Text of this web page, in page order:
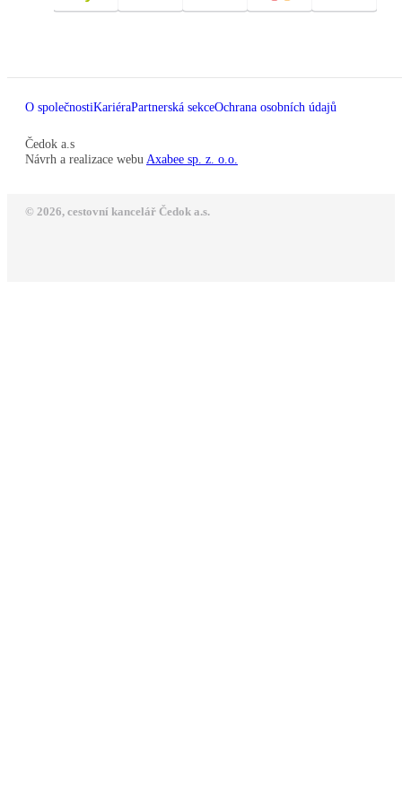
O společnostiKariéraPartnerská sekceOchrana osobních údajů
Čedok a.s
Návrh a realizace webu Axabee sp. z. o.o.
© 2026, cestovní kancelář Čedok a.s.